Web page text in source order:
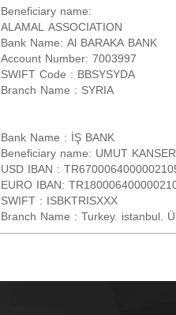
Beneficiary name:
ALAMAL ASSOCIATION
Bank Name: Al BARAKA BANK
Account Number: 7003997
SWIFT Code : BBSYSYDA
Branch Name : SYRIA
Bank Name : İŞ BANK
Beneficiary name: UMUT
USD IBAN :
EURO IBAN:
SWIFT : ISBKTRISXXX
Branch Name : Turkey. istanbul.